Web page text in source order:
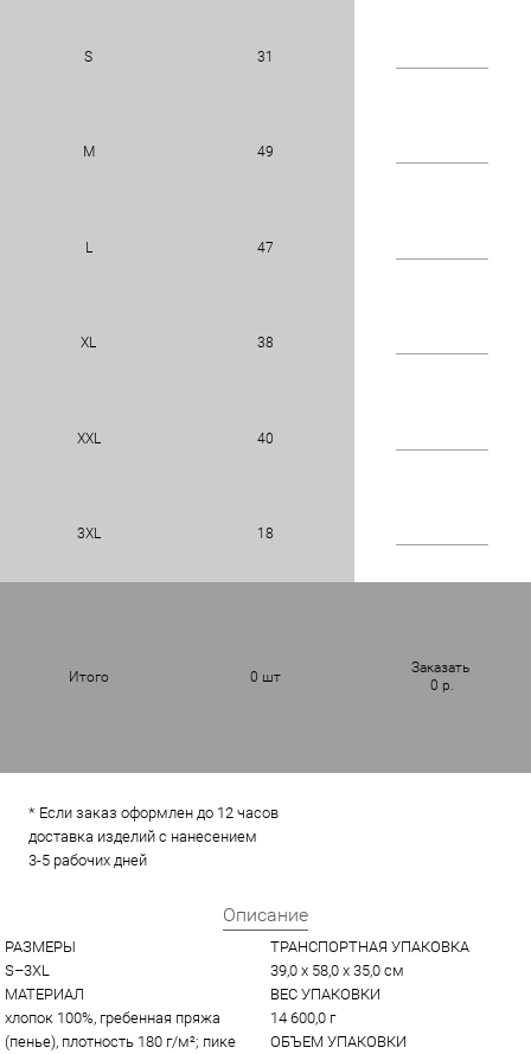
S 31
M 49
L 47
XL 38
XXL 40
3XL 18
Итого 0 шт
Заказать
0 р.
* Если заказ оформлен до 12 часов
доставка изделий с нанесением
3-5 рабочих дней
Описание
РАЗМЕРЫ
S–3XL
МАТЕРИАЛ
хлопок 100%, гребенная пряжа
(пенье), плотность 180 г/м²; пике
ТРАНСПОРТНАЯ УПАКОВКА
39,0 x 58,0 x 35,0 см
ВЕС УПАКОВКИ
14 600,0 г
ОБЪЕМ УПАКОВКИ